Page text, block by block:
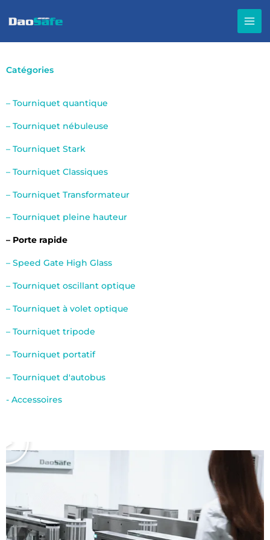
au
Catégories
– Tourniquet quantique
– Tourniquet nébuleuse
– Tourniquet Stark
– Tourniquet Classiques
– Tourniquet Transformateur
– Tourniquet pleine hauteur
– Porte rapide
– Speed Gate High Glass
– Tourniquet oscillant optique
– Tourniquet à volet optique
– Tourniquet tripode
– Tourniquet portatif
– Tourniquet d'autobus
- Accessoires
д
и
т